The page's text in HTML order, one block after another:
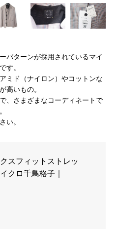
パターンが採用されているマイ
す。
ミド（ナイロン）やコットンな
高いもの。
、さまざまなコーディネートで
い。
スフィットストレッ
クロ千鳥格子｜